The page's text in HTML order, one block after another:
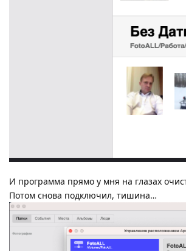
И программа прямо у мня на глазах
Потом снова подключил, тишина…